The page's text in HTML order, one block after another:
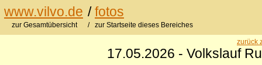
www.vilvo.de /fotos
zur Gesamtübersicht / zur Startseite dieses Bereiches
zurück
17.05.2026 - Volkslauf